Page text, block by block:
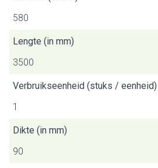
580
Lengte (in mm)
3500
Verbruikseenheid (stuks / eenheid)
1
Dikte (in mm)
90